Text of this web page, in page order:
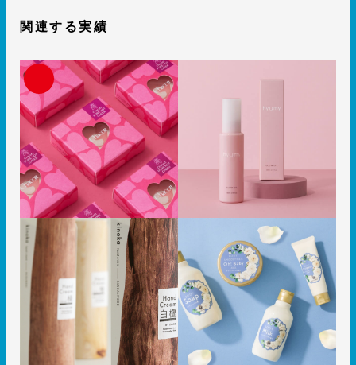
関連する実績